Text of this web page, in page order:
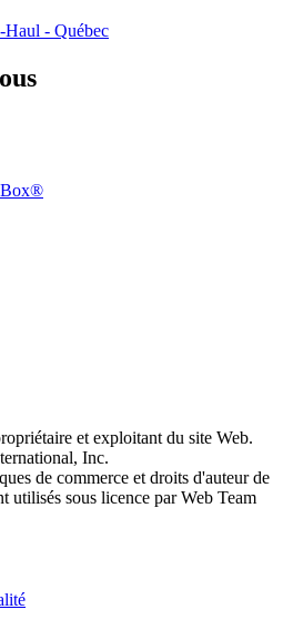
Haul - Québec
Box®
et exploitant du site Web.
Inc.
de commerce et droits d'auteur de
sous licence par Web Team